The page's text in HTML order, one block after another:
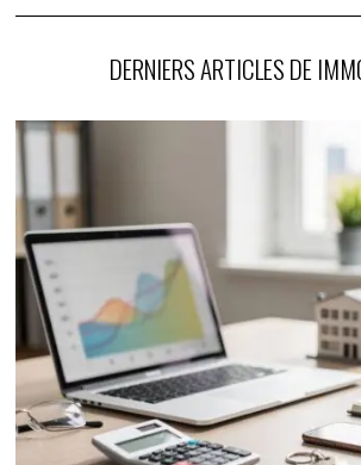
DERNIERS ARTICLES DE